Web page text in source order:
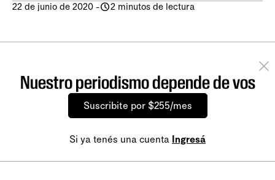
22 de junio de 2020 - 2 minutos de lectura
Nuestro periodismo depende de vos
Suscribite por $255/mes
Si ya tenés una cuenta Ingresá